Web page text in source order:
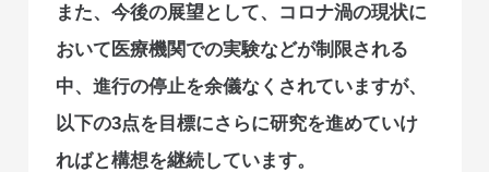
また、今後の展望として、コロナ渦の現状に
おいて医療機関での実験などが制限される
中、進行の停止を余儀なくされていますが、
以下の3点を目標にさらに研究を進めていけ
ればと構想を継続しています。